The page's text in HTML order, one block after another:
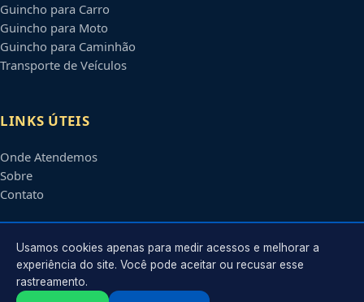
Guincho para Carro
Guincho para Moto
Guincho para Caminhão
Transporte de Veículos
LINKS ÚTEIS
Onde Atendemos
Sobre
Contato
CONTATO
Atendimento em
Usamos cookies apenas para medir acessos e melhorar a
experiência do site. Você pode aceitar ou recusar esse
rastreamento.